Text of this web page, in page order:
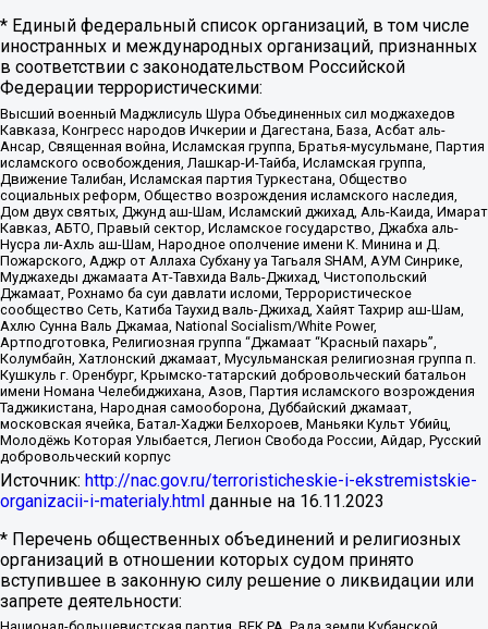
* Единый федеральный список организаций, в том числе
иностранных и международных организаций, признанных
в соответствии с законодательством Российской
Федерации террористическими:
Высший военный Маджлисуль Шура Объединенных сил моджахедов
Кавказа, Конгресс народов Ичкерии и Дагестана, База, Асбат аль-
Ансар, Священная война, Исламская группа, Братья-мусульмане, Партия
исламского освобождения, Лашкар-И-Тайба, Исламская группа,
Движение Талибан, Исламская партия Туркестана, Общество
социальных реформ, Общество возрождения исламского наследия,
Дом двух святых, Джунд аш-Шам, Исламский джихад, Аль-Каида, Имарат
Кавказ, АБТО, Правый сектор, Исламское государство, Джабха аль-
Нусра ли-Ахль аш-Шам, Народное ополчение имени К. Минина и Д.
Пожарского, Аджр от Аллаха Субхану уа Тагьаля SHAM, АУМ Синрике,
Муджахеды джамаата Ат-Тавхида Валь-Джихад, Чистопольский
Джамаат, Рохнамо ба суи давлати исломи, Террористическое
сообщество Сеть, Катиба Таухид валь-Джихад, Хайят Тахрир аш-Шам,
Ахлю Сунна Валь Джамаа, National Socialism/White Power,
Артподготовка, Религиозная группа “Джамаат “Красный пахарь”,
Колумбайн, Хатлонский джамаат, Мусульманская религиозная группа п.
Кушкуль г. Оренбург, Крымско-татарский добровольческий батальон
имени Номана Челебиджихана, Азов, Партия исламского возрождения
Таджикистана, Народная самооборона, Дуббайский джамаат,
московская ячейка, Батал-Хаджи Белхороев, Маньяки Культ Убийц,
Молодёжь Которая Улыбается, Легион Свобода России, Айдар, Русский
добровольческий корпус
Источник: http://nac.gov.ru/terroristicheskie-i-ekstremistskie-
organizacii-i-materialy.html данные на 16.11.2023
* Перечень общественных объединений и религиозных
организаций в отношении которых судом принято
вступившее в законную силу решение о ликвидации или
запрете деятельности: